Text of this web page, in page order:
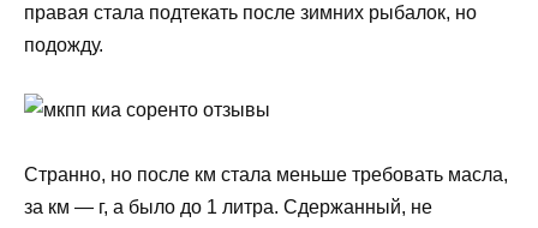
правая стала подтекать после зимних рыбалок, но
подожду.
Странно, но после км стала меньше требовать масла,
за км — г, а было до 1 литра. Сдержанный, не